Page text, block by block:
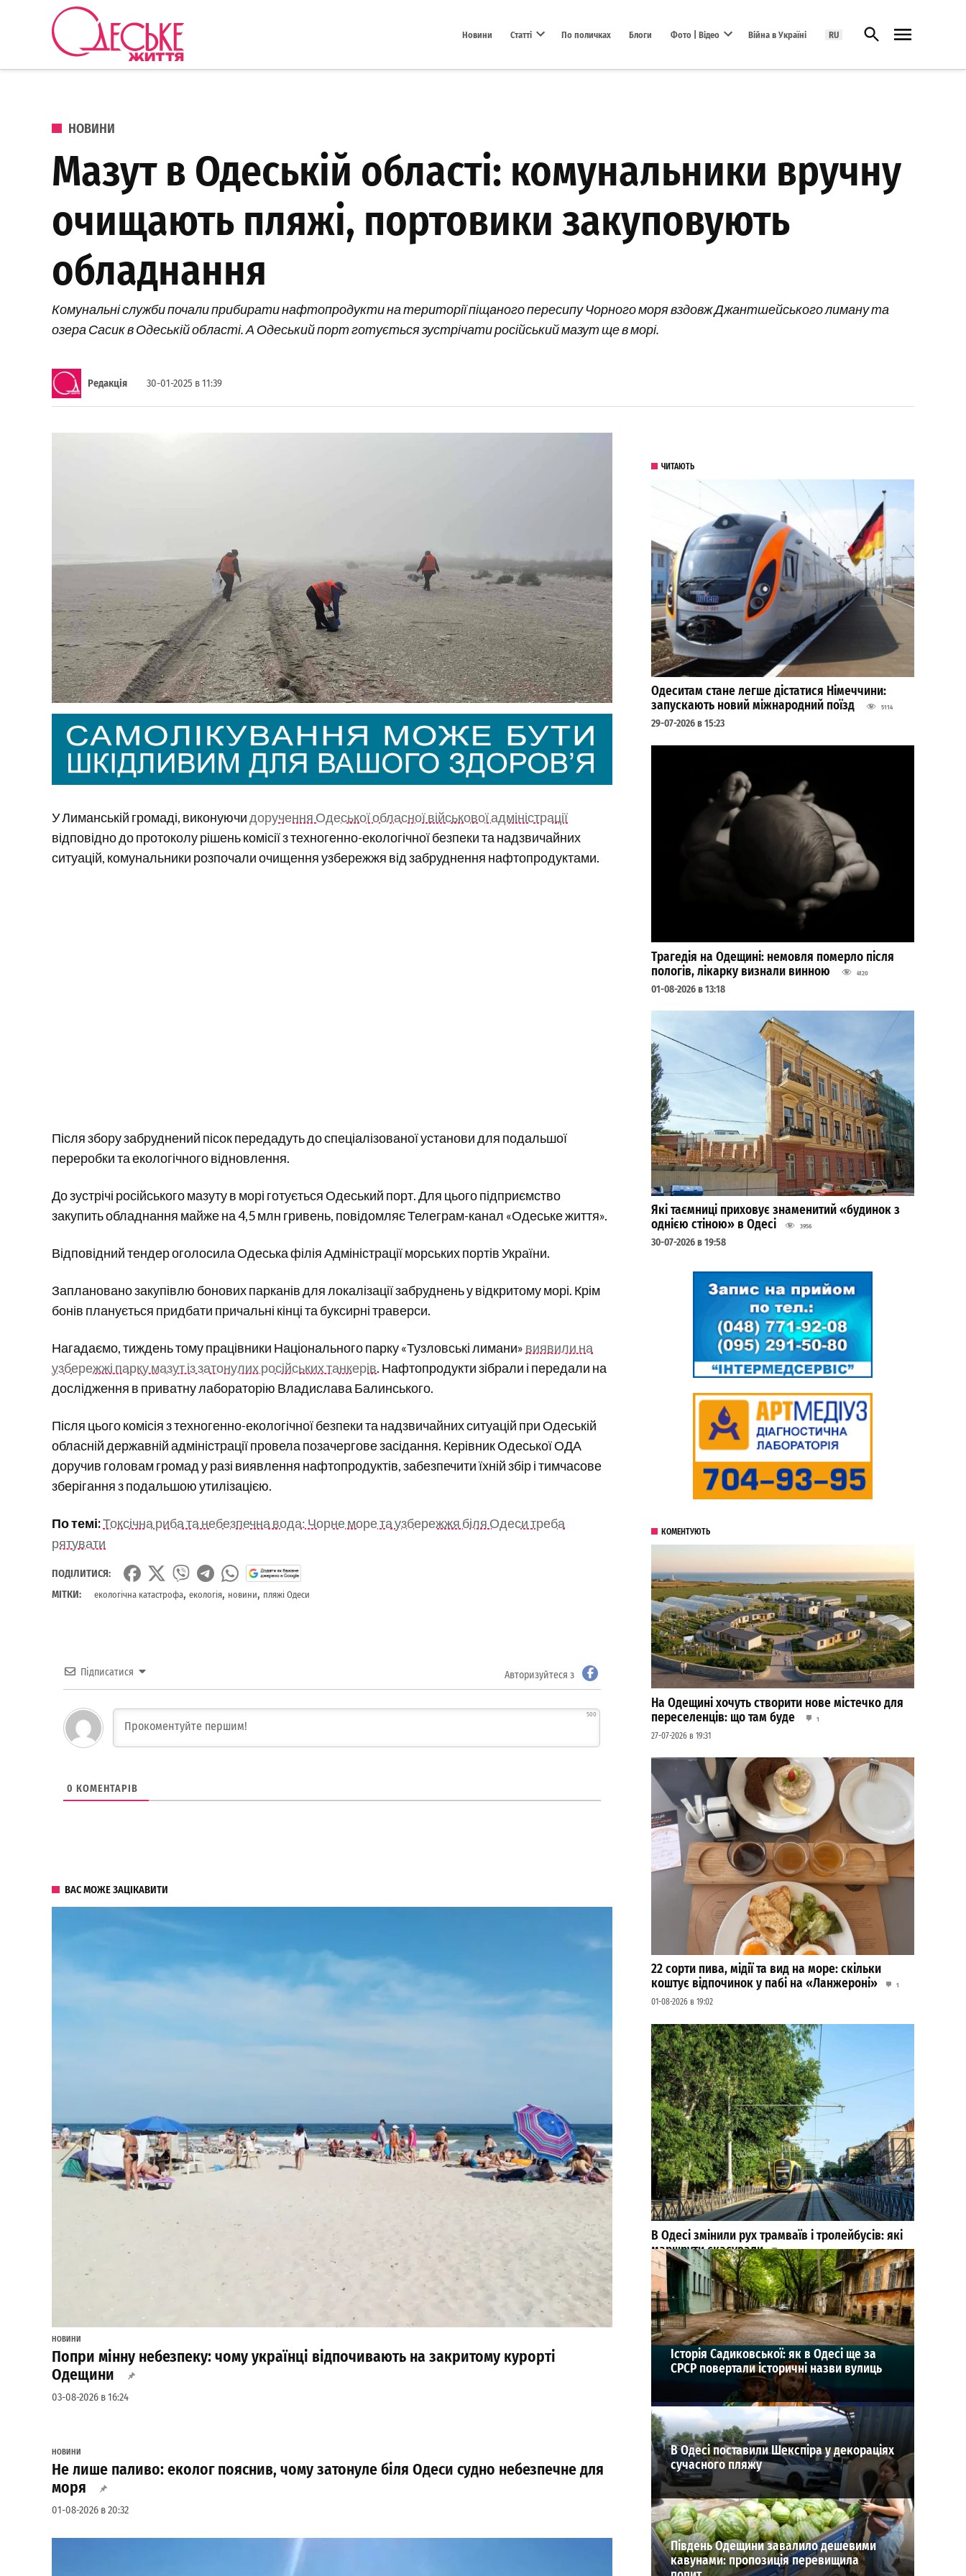
Перейти до вмісту
Новини Статті По поличках Блоги Фото | Відео Війна в Україні RU Відкрити пошук
ОПУБЛІКОВАНО В
НОВИНИ
Мазут в Одеській області: комунальники вручну
очищають пляжі, портовики закуповують
обладнання
Комунальні служби почали прибирати нафтопродукти на території піщаного пересипу Чорного моря вздовж Джантшейського лиману та
озера Сасик в Одеській області. А Одеський порт готується зустрічати російський мазут ще в морі.
Редакція 30-01-2025 в 11:39
У Лиманській громаді, виконуючи доручення Одеської обласної військової адміністрації
відповідно до протоколу рішень комісії з техногенно-екологічної безпеки та надзвичайних
ситуацій, комунальники розпочали очищення узбережжя від забруднення нафтопродуктами.
Після збору забруднений пісок передадуть до спеціалізованої установи для подальшої
переробки та екологічного відновлення.
До зустрічі російського мазуту в морі готується Одеський порт. Для цього підприємство
закупить обладнання майже на 4,5 млн гривень, повідомляє Телеграм-канал «Одеське життя».
Відповідний тендер оголосила Одеська філія Адміністрації морських портів України.
Заплановано закупівлю бонових парканів для локалізації забруднень у відкритому морі. Крім
бонів планується придбати причальні кінці та буксирні траверси.
Нагадаємо, тиждень тому працівники Національного парку «Тузловські лимани» виявили на
узбережжі парку мазут із затонулих російських танкерів. Нафтопродукти зібрали і передали на
дослідження в приватну лабораторію Владислава Балинського.
Після цього комісія з техногенно-екологічної безпеки та надзвичайних ситуацій при Одеській
обласній державній адміністрації провела позачергове засідання. Керівник Одеської ОДА
доручив головам громад у разі виявлення нафтопродуктів, забезпечити їхній збір і тимчасове
зберігання з подальшою утилізацією.
По темі:Токсічна риба та небезпечна вода: Чорне море та узбережжя біля Одеси треба
рятувати
ПОДІЛИТИСЯ:
МІТКИ:
екологічна катастрофа, екологія, новини, пляжі Одеси
Підписатися Авторизуйтеся з
500
0 КОМЕНТАРІВ
ВАС МОЖЕ ЗАЦІКАВИТИ
НОВИНИ
Попри мінну небезпеку: чому українці відпочивають на закритому курорті
Одещини
03-08-2026 в 16:24
НОВИНИ
Не лише паливо: еколог пояснив, чому затонуле біля Одеси судно небезпечне для
моря
01-08-2026 в 20:32
ЧИТАЮТЬ
Одеситам стане легше дістатися Німеччини:
запускають новий міжнародний поїзд
5114
29-07-2026 в 15:23
Трагедія на Одещині: немовля померло після
пологів, лікарку визнали винною
4120
01-08-2026 в 13:18
Які таємниці приховує знаменитий «будинок з
однією стіною» в Одесі
3956
30-07-2026 в 19:58
КОМЕНТУЮТЬ
На Одещині хочуть створити нове містечко для
переселенців: що там буде
1
27-07-2026 в 19:31
22 сорти пива, мідії та вид на море: скільки
коштує відпочинок у пабі на «Ланжероні»
1
01-08-2026 в 19:02
В Одесі змінили рух трамваїв і тролейбусів: які
маршрути скасували
0
29-07-2026 в 10:16
ВИБІР РЕДАКЦІЇ
Історія Садиковської: як в Одесі ще за
СРСР повертали історичні назви вулиць
В Одесі поставили Шекспіра у декораціях
сучасного пляжу
Південь Одещини завалило дешевими
кавунами: пропозиція перевищила